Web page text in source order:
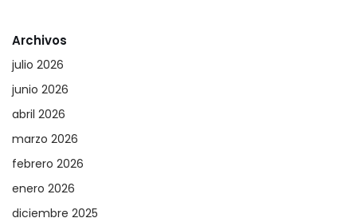
Archivos
julio 2026
junio 2026
abril 2026
marzo 2026
febrero 2026
enero 2026
diciembre 2025